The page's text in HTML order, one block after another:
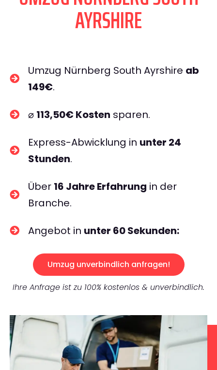
AYRSHIRE
Umzug Nürnberg South Ayrshire ab
149€.
⌀ 113,50€ Kosten sparen.
Express-Abwicklung in unter 24
Stunden.
Über 16 Jahre Erfahrung in der
Branche.
Angebot in unter 60 Sekunden:
Umzug unverbindlich anfragen!
Ihre Anfrage ist zu 100% kostenlos & unverbindlich.